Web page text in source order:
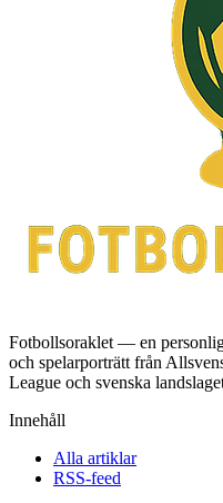
Fotbollsoraklet — en
och spelarporträtt från
League och svenska
Innehåll
Alla artiklar
RSS-feed